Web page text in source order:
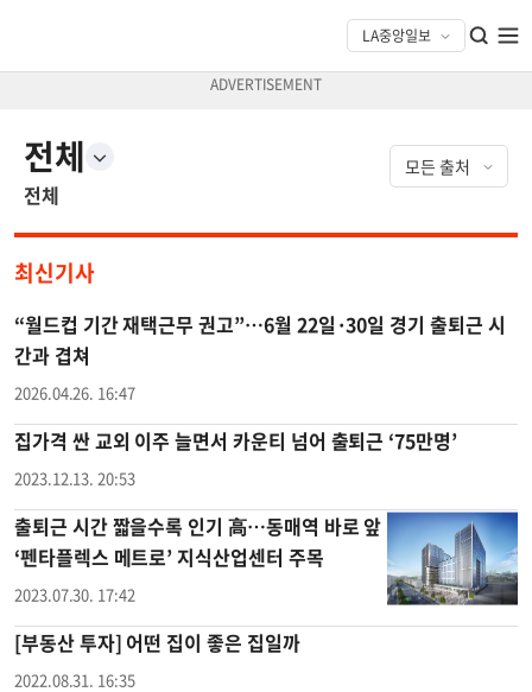
전체
전체
최신기사
“월드컵 기간 재택근무 권고”…6월 22일·30일 경기 출퇴근 시
간과 겹쳐
2026.04.26. 16:47
집가격 싼 교외 이주 늘면서 카운티 넘어 출퇴근 ‘75만명’
2023.12.13. 20:53
출퇴근 시간 짧을수록 인기 高…동매역 바로 앞
‘펜타플렉스 메트로’ 지식산업센터 주목
2023.07.30. 17:42
[부동산 투자] 어떤 집이 좋은 집일까
2022.08.31. 16:35